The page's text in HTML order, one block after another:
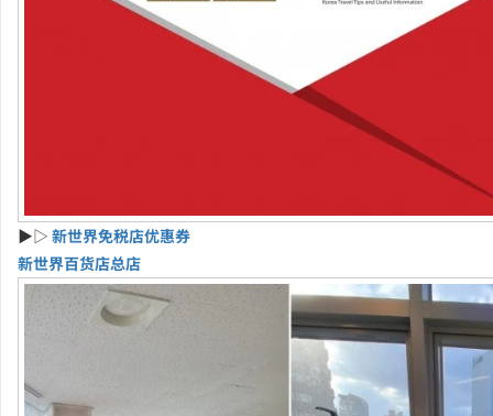
▶▷ 新世界免税店优惠券
新世界百货店总店